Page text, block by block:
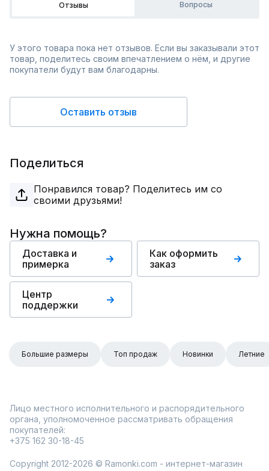
Отзывы Вопросы
У этого товара пока нет отзывов. Если вы заказывали этот
товар, поделитесь своим впечатлением о нём, и другие
покупатели будут вам благодарны.
Оставить отзыв
Поделиться
Понравился товар? Поделитесь им со
своими друзьями!
Нужна помощь?
Доставка и
примерка
Как оформить
заказ
Центр
поддержки
Большие размеры Топ продаж Новинки Летние
Лицо местного исполнительного и распорядительного
органа, уполномоченное рассматривать обращения
покупателей:
+375 162 30-18-45
Copyright 2012-2026 © Ramonki.com - интернет-магазин